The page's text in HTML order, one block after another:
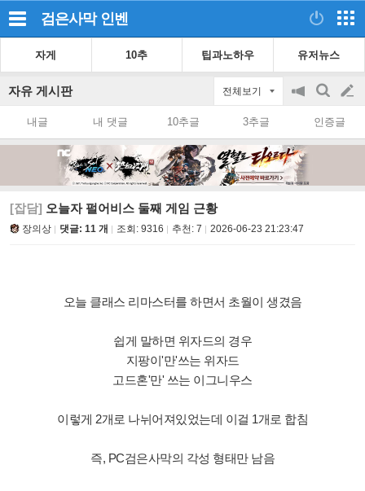
검은사막 인벤
자게 10추 팁과노하우 유저뉴스
자유 게시판 전체보기
공
on/off
검
색
글
쓰
내글 내 댓글 10추글 3추글 인증글
[잡담] 오늘자 펄어비스 둘째 게임 근황
장의상 댓글: 11 개 조회: 9316 추천: 7 2026-06-23 21:23:47
오늘 클래스 리마스터를 하면서 초월이 생겼음
쉽게 말하면 위자드의 경우
지팡이'만'쓰는 위자드
고드혼'만' 쓰는 이그니우스
이렇게 2개로 나뉘어져있었는데 이걸 1개로 합침
즉, PC검은사막의 각성 형태만 남음